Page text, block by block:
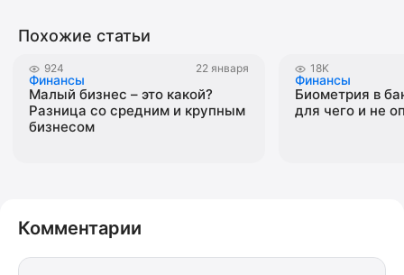
Похожие статьи
924 22 января
Финансы
Малый бизнес – это какой?
Разница со средним и крупным
бизнесом
18K
Финансы
Биометрия в
для чего и не
Комментарии